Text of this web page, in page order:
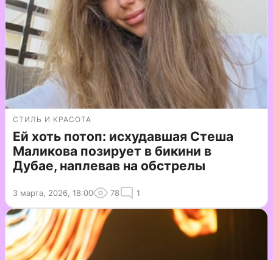
СТИЛЬ И КРАСОТА
Ей хоть потоп: исхудавшая Стеша
Маликова позирует в бикини в
Дубае, наплевав на обстрелы
3 марта, 2026, 18:00 78 1